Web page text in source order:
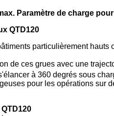
Paramètre de charge
QTD120
particulièrement hauts
de ces grues avec une
à 360 degrés sous
pour les opérations sur